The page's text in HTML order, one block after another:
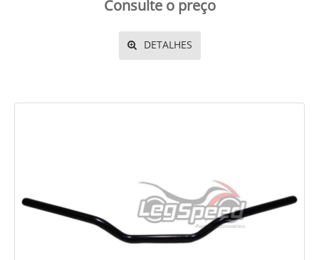
Consulte o preço
DETALHES